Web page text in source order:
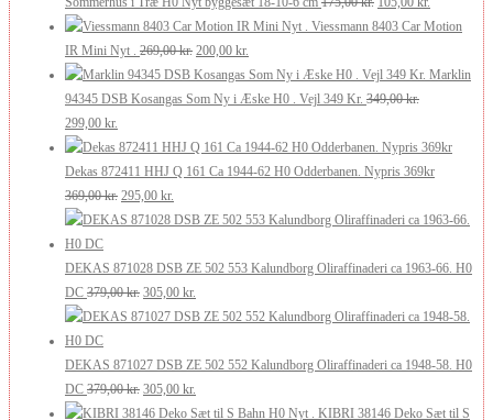
var:
210,00 kr..
er:
126,00 kr..
oprindelige
var:
175,00 kr..
aktuelle
er:
105,00 kr..
Viessmann 8403 Car Motion
IR Mini Nyt .
269,00kr. Den
oprindelige
pris
269,00 kr..
200,00 kr.
aktuelle
pris
200,00 kr..
Marklin
94345 DSB Kosangas Som Ny i Æske H0 . Vejl 349 Kr. 349,00kr.
Den
oprindelige
pris
var:
349,00 kr..
299,00 kr.
aktuelle
pris
er:
299,00 kr..
Dekas 872411 HHJ Q 161 Ca 1944-62 H0 Odderbanen. Nypris 369kr
369,00kr. Den
oprindelige
var:
369,00 kr..
295,00 kr.
aktuelle
er:
295,00 kr..
DEKAS 871028 DSB ZE 502 553 Kalundborg Oliraffinaderi ca 1963-66. H0
DC 379,00kr. Den
oprindelige
var:
379,00 kr..
305,00 kr.
aktuelle
er:
DEKAS 871027 DSB ZE 502 552 Kalundborg Oliraffinaderi ca 1948-58. H0
DC 379,00kr. Den
oprindelige
305,00 kr.
aktuelle
KIBRI 38146 Deko Sæt til S